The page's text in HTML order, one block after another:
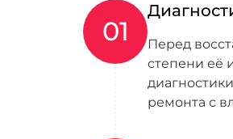
01
Перед
степени её
ремонта с